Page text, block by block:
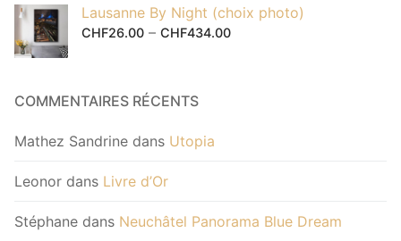
Lausanne By Night (choix photo)
CHF26.00 – CHF434.00
COMMENTAIRES RÉCENTS
Mathez Sandrine dans Utopia
Leonor dans Livre d’Or
Stéphane dans Neuchâtel Panorama Blue Dream